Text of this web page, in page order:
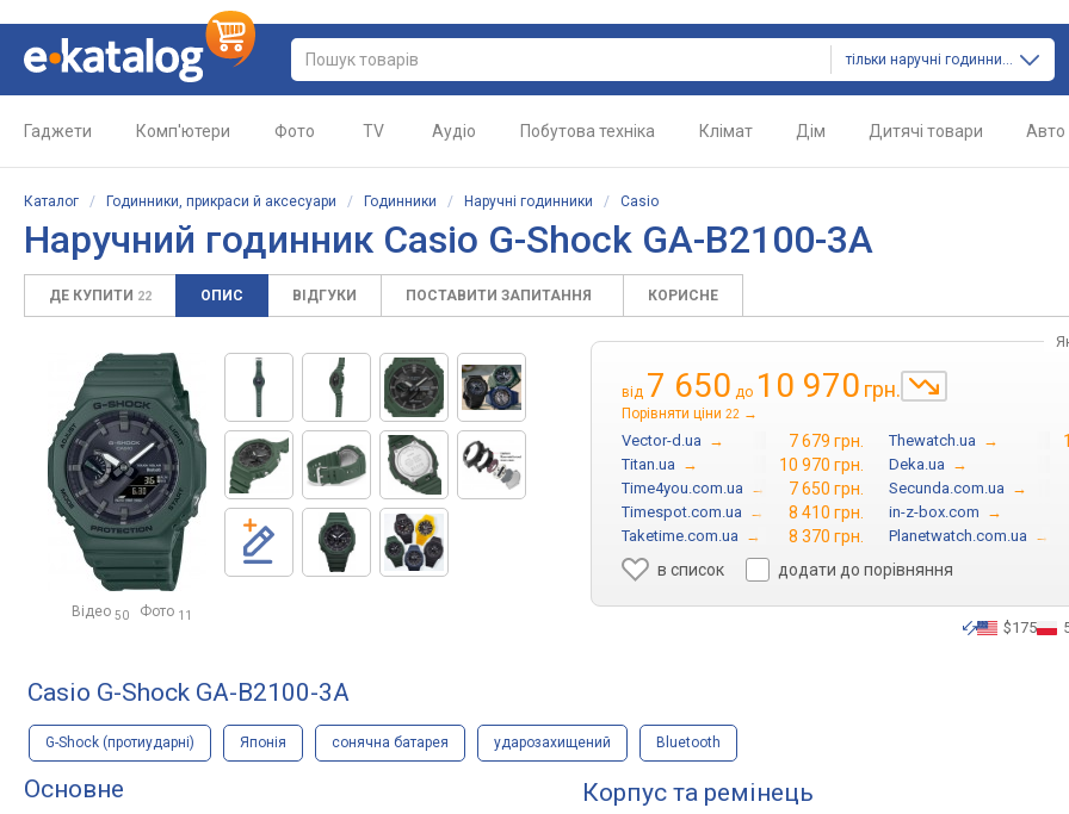
тільки наручні годинники
Гаджети Комп'ютери Фото TV Аудіо Побутова техніка Клімат Дім Дитячі товари Авто
Каталог / Годинники, прикраси й аксесуари / Годинники / Наручні годинники / Casio
Наручний годинник Casio G-Shock GA-B2100-3A
ДЕ КУПИТИ 22 ОПИС ВІДГУКИ ПОСТАВИТИ ЗАПИТАННЯ КОРИСНЕ
Відео 50 Фото 11
від 7 650 до 10 970 грн.
Порівняти ціни 22 →
Vector-d.ua → 7 679 грн. Thewatch.ua →
Titan.ua → 10 970 грн. Deka.ua →
Time4you.com.ua → 7 650 грн. Secunda.com.ua →
Timespot.com.ua → 8 410 грн. in-z-box.com →
Taketime.com.ua → 8 370 грн. Planetwatch.com.ua →
в список додати до порівняння
$175
Casio G-Shock GA-B2100-3A
G-Shock (протиударні) Японія сонячна батарея ударозахищений Bluetooth
Основне Корпус та ремінець